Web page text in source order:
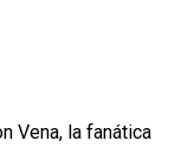
Vena, la fanática